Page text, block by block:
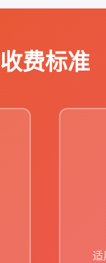
收费标准
适